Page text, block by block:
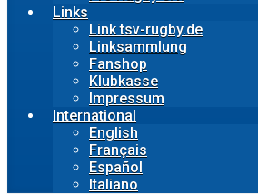
Links
Link tsv-rugby.de
Linksammlung
Fanshop
Klubkasse
Impressum
International
English
Français
Español
Italiano